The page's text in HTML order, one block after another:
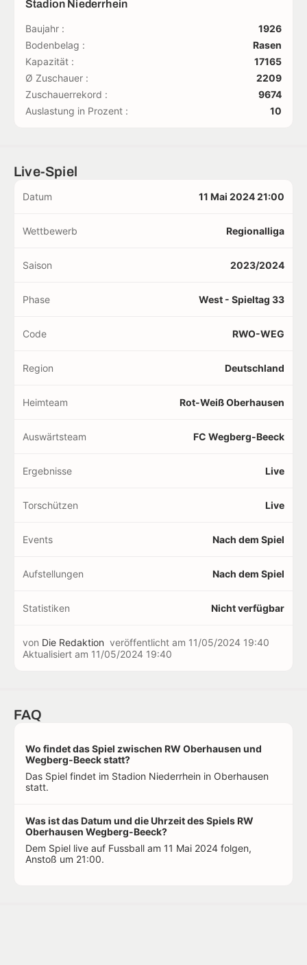
Stadion Niederrhein
Baujahr :
1926
Bodenbelag :
Rasen
Kapazität :
17165
Ø Zuschauer :
2209
Zuschauerrekord :
9674
Auslastung in Prozent :
10
Live-Spiel
Datum 11 Mai 2024 21:00
Wettbewerb Regionalliga
Saison 2023/2024
Phase West - Spieltag 33
Code RWO-WEG
Region Deutschland
Heimteam Rot-Weiß Oberhausen
Auswärtsteam FC Wegberg-Beeck
Ergebnisse Live
Torschützen Live
Events Nach dem Spiel
Aufstellungen Nach dem Spiel
Statistiken Nicht verfügbar
von Die Redaktion veröffentlicht am 11/05/2024 19:40
Aktualisiert am 11/05/2024 19:40
FAQ
Wo findet das Spiel zwischen RW Oberhausen und
Wegberg-Beeck statt?
Das Spiel findet im Stadion Niederrhein in Oberhausen
statt.
Was ist das Datum und die Uhrzeit des Spiels RW
Oberhausen Wegberg-Beeck?
Dem Spiel live auf Fussball am 11 Mai 2024 folgen,
Anstoß um 21:00.